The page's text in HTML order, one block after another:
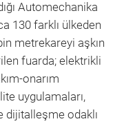
Automechanika
130 farklı ülkeden
metrekareyi aşkın
fuarda; elektrikli
onarım
uygulamaları,
odaklı